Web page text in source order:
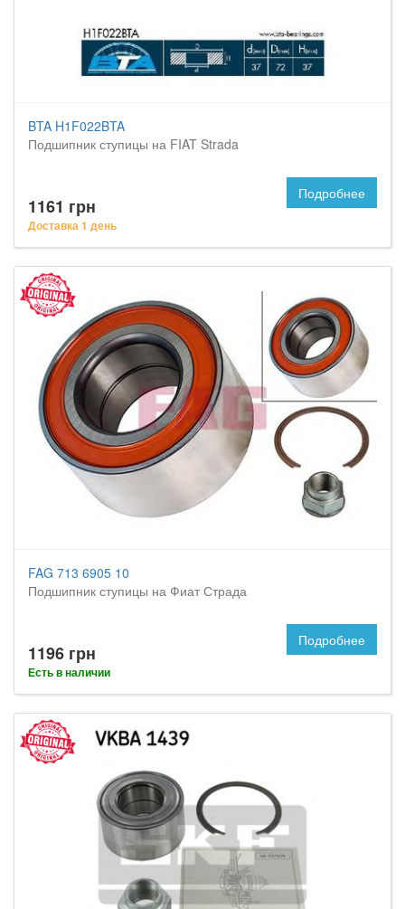
BTA H1F022BTA
Подшипник ступицы на FIAT Strada
1161 грн
Доставка 1 день
Подробнее
FAG 713 6905 10
Подшипник ступицы на Фиат Страда
1196 грн
Есть в наличии
Подробнее